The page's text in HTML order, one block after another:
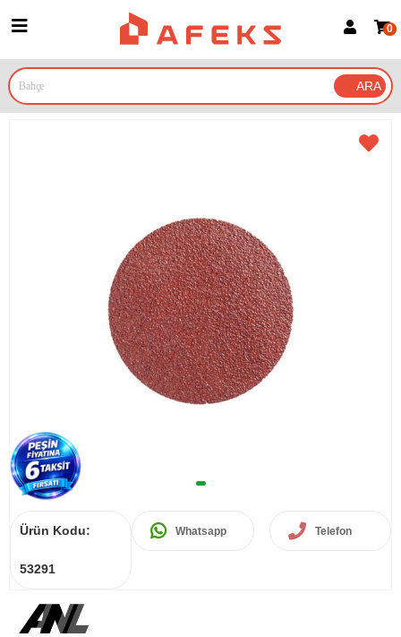
Google İle Bağlan
0
Ürün Kodu:
53291
Whatsapp Telefon